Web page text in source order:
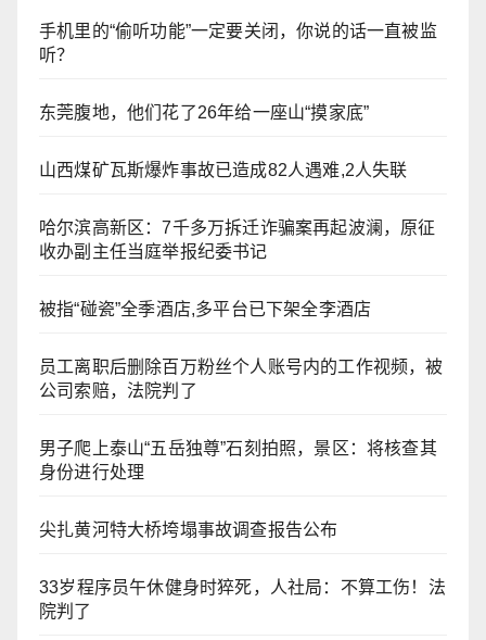
手机里的“偷听功能”一定要关闭，你说的话一直被监
听？
东莞腹地，他们花了26年给一座山“摸家底”
山西煤矿瓦斯爆炸事故已造成82人遇难,2人失联
哈尔滨高新区：7千多万拆迁诈骗案再起波澜，原征
收办副主任当庭举报纪委书记
被指“碰瓷”全季酒店,多平台已下架全李酒店
员工离职后删除百万粉丝个人账号内的工作视频，被
公司索赔，法院判了
男子爬上泰山“五岳独尊”石刻拍照，景区：将核查其
身份进行处理
尖扎黄河特大桥垮塌事故调查报告公布
33岁程序员午休健身时猝死，人社局：不算工伤！法
院判了